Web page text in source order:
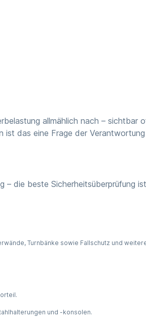
allmählich nach – sichtbar
ist das eine Frage der
– die beste Sicherheitsüberprüfung
Turnbänke sowie Fallschutz und
und -konsolen.